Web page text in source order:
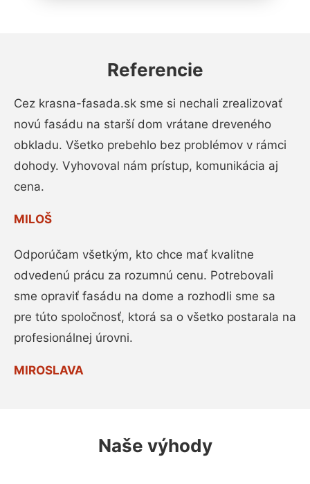
Referencie
Cez krasna-fasada.sk sme si nechali zrealizovať
novú fasádu na starší dom vrátane dreveného
obkladu. Všetko prebehlo bez problémov v rámci
dohody. Vyhovoval nám prístup, komunikácia aj
cena.
MILOŠ
Odporúčam všetkým, kto chce mať kvalitne
odvedenú prácu za rozumnú cenu. Potrebovali
sme opraviť fasádu na dome a rozhodli sme sa
pre túto spoločnosť, ktorá sa o všetko postarala na
profesionálnej úrovni.
MIROSLAVA
Naše výhody